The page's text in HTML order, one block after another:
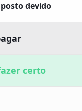
devido
certo